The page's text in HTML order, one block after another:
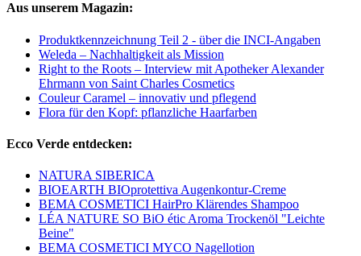
Aus unserem Magazin:
Produktkennzeichnung Teil 2 - über die INCI-Angaben
Weleda – Nachhaltigkeit als Mission
Right to the Roots – Interview mit Apotheker Alexander
Ehrmann von Saint Charles Cosmetics
Couleur Caramel – innovativ und pflegend
Flora für den Kopf: pflanzliche Haarfarben
Ecco Verde entdecken:
NATURA SIBERICA
BIOEARTH BIOprotettiva Augenkontur-Creme
BEMA COSMETICI HairPro Klärendes Shampoo
LÉA NATURE SO BiO étic Aroma Trockenöl "Leichte
Beine"
BEMA COSMETICI MYCO Nagellotion